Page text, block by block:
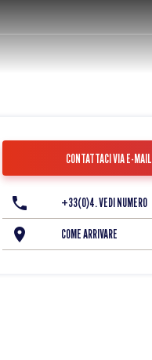
CONTATTACI VIA E-MAIL
+33(0)4. VEDI NUMERO
COME ARRIVARE